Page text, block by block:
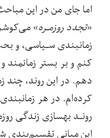
اما جای من در این
«تجدد‌ روزمـره»
زمانبندی سـیاسی، و
کنم و بر بستر زمانمند
دهم. در این روند،
کرده‌ام. در هر
رونـد بهسازی زندگی
این مبانی تقسیم‌بندی